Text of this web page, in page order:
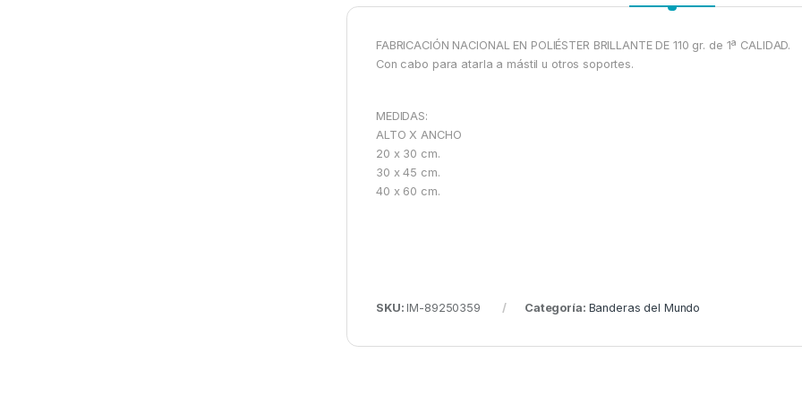
FABRICACIÓN NACIONAL EN POLIÉSTER BRILLANTE DE 110 gr. de 1ª CALIDAD.
Con cabo para atarla a mástil u otros soportes.
MEDIDAS:
ALTO X ANCHO
20 x 30 cm.
30 x 45 cm.
40 x 60 cm.
SKU:IM-89250359 Categoría: Banderas del Mundo